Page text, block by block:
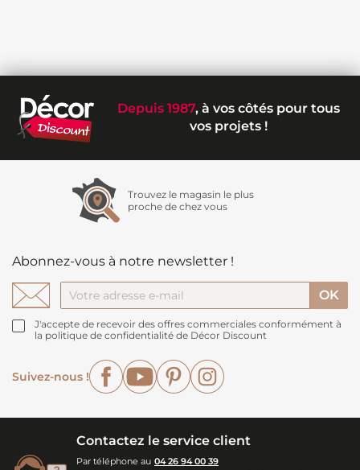
Depuis 1987, à vos côtés pour tous
vos projets !
Trouvez le magasin le plus
proche de chez vous
Abonnez-vous à notre newsletter !
J'accepte de recevoir des offres commerciales conformément à
la politique de confidentialité de Décor Discount
Suivez-nous !
FacebookYouTubePinterest
Contactez le service client
Par téléphone au 04 26 94 00 39